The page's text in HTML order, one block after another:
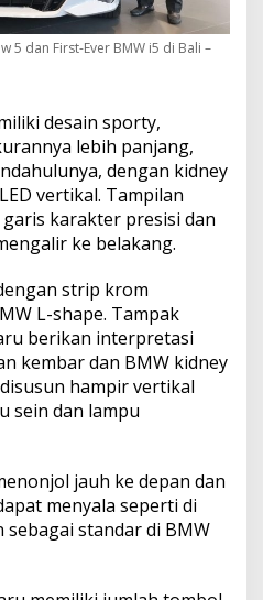
5 dan First-Ever BMW i5 di Bali –
desain sporty,
lebih panjang,
dengan kidney
vertikal. Tampilan
karakter presisi dan
ke belakang.
strip krom
L-shape. Tampak
berikan interpretasi
kembar dan BMW kidney
hampir vertikal
sein dan lampu
jauh ke depan dan
menyala seperti di
sebagai standar di BMW